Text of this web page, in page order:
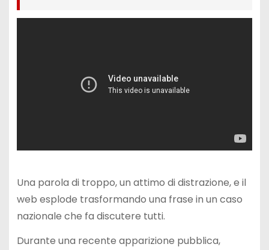
Una parola di troppo, un attimo di distrazione, e il
web esplode trasformando una frase in un caso
nazionale che fa discutere tutti.
Durante una recente apparizione pubblica,